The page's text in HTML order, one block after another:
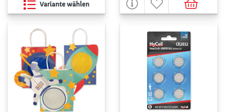
Variante wählen